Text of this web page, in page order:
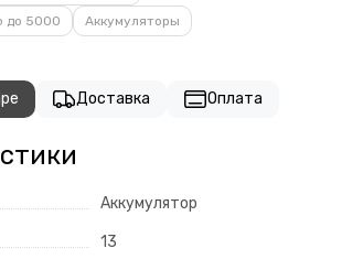
до 5000
Аккумуляторы
Доставка Оплата
Аккумулятор
13